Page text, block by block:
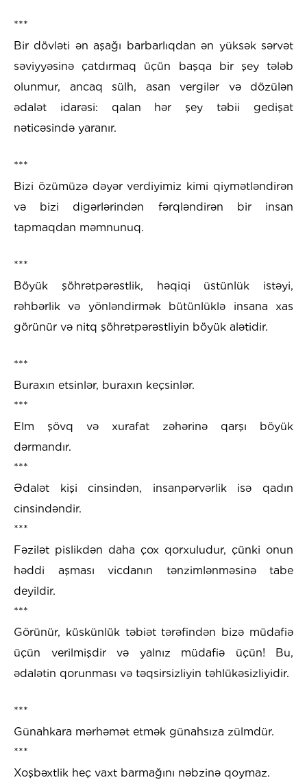
***
Bir dövləti ən aşağı barbarlıqdan ən yüksək sərvət
səviyyəsinə çatdırmaq üçün başqa bir şey tələb
olunmur, ancaq sülh, asan vergilər və dözülən
ədalət idarəsi: qalan hər şey təbii gedişat
nəticəsində yaranır.
***
Bizi özümüzə dəyər verdiyimiz kimi qiymətləndirən
və bizi digərlərindən fərqləndirən bir insan
tapmaqdan məmnunuq.
***
Böyük şöhrətpərəstlik, həqiqi üstünlük istəyi,
rəhbərlik və yönləndirmək bütünlüklə insana xas
görünür və nitq şöhrətpərəstliyin böyük alətidir.
***
Buraxın etsinlər, buraxın keçsinlər.
***
Elm şövq və xurafat zəhərinə qarşı böyük
dərmandır.
***
Ədalət kişi cinsindən, insanpərvərlik isə qadın
cinsindəndir.
***
Fəzilət pislikdən daha çox qorxuludur, çünki onun
həddi aşması vicdanın tənzimlənməsinə tabe
deyildir.
***
Görünür, küskünlük təbiət tərəfindən bizə müdafiə
üçün verilmişdir və yalnız müdafiə üçün! Bu,
ədalətin qorunması və təqsirsizliyin təhlükəsizliyidir.
***
Günahkara mərhəmət etmək günahsıza zülmdür.
***
Xoşbəxtlik heç vaxt barmağını nəbzinə qoymaz.